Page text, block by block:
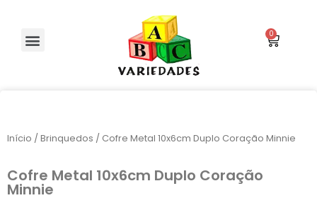
Início / Brinquedos / Cofre Metal 10x6cm Duplo Coração Minnie
Cofre Metal 10x6cm Duplo Coração
Minnie